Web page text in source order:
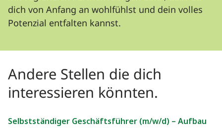
dich von Anfang an wohlfühlst und dein volles
Potenzial entfalten kannst.
Andere Stellen die dich
interessieren könnten.
Selbstständiger Geschäftsführer (m/w/d) – Aufbau